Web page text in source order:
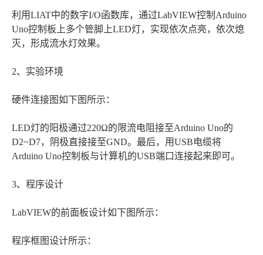
利用LIAT中的数字I/O函数库，通过LabVIEW控制Arduino
Uno控制板上多个管脚上LED灯，实现依次点亮，依次熄
灭，形成流水灯效果。
2、实验环境
硬件连接图如下图所示：
LED灯的阳极通过220Ω的限流电阻接至Arduino Uno的
D2~D7，阴极直接接至GND。最后，用USB电缆将
Arduino Uno控制板与计算机的USB端口连接起来即可。
3、程序设计
LabVIEW的前面板设计如下图所示：
程序框图设计所示：